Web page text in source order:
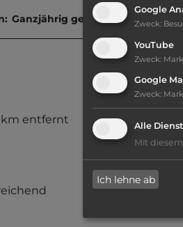
Ganzjährig geöffnet
km entfernt
Google
Zweck:
YouTube
Zweck:
Google
Zweck:
Alle
Mit
Ich lehne ab